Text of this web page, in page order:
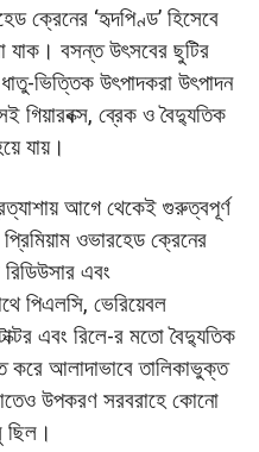
ক্রেনের ‘হৃদপিণ্ড’ হিসেবে
যাক। বসন্ত উৎসবের ছুটির
ভিত্তিক উৎপাদকরা উৎপাদন
গিয়ারবক্স, ব্রেক ও বৈদ্যুতিক
যায়।
আগে থেকেই গুরুত্বপূর্ণ
ওভারহেড ক্রেনের
এবং
পিএলসি, ভেরিয়েবল
এবং রিলে-র মতো বৈদ্যুতিক
আলাদাভাবে তালিকাভুক্ত
উপকরণ সরবরাহে কোনো
ছিল।